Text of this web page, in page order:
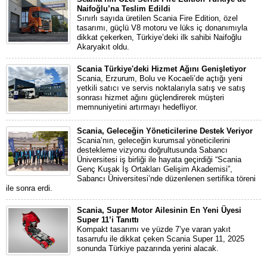
Naifoğlu’na Teslim Edildi
Sınırlı sayıda üretilen Scania Fire Edition, özel
tasarımı, güçlü V8 motoru ve lüks iç donanımıyla
dikkat çekerken, Türkiye’deki ilk sahibi Naifoğlu
Akaryakıt oldu.
Scania Türkiye'deki Hizmet Ağını Genişletiyor
Scania, Erzurum, Bolu ve Kocaeli’de açtığı yeni
yetkili satıcı ve servis noktalarıyla satış ve satış
sonrası hizmet ağını güçlendirerek müşteri
memnuniyetini artırmayı hedefliyor.
Scania, Geleceğin Yöneticilerine Destek Veriyor
Scania’nın, geleceğin kurumsal yöneticilerini
destekleme vizyonu doğrultusunda Sabancı
Üniversitesi iş birliği ile hayata geçirdiği “Scania
Genç Kuşak İş Ortakları Gelişim Akademisi”,
Sabancı Üniversitesi’nde düzenlenen sertifika töreni
ile sonra erdi.
Scania, Super Motor Ailesinin En Yeni Üyesi
Super 11’i Tanıttı
Kompakt tasarımı ve yüzde 7’ye varan yakıt
tasarrufu ile dikkat çeken Scania Super 11, 2025
sonunda Türkiye pazarında yerini alacak.